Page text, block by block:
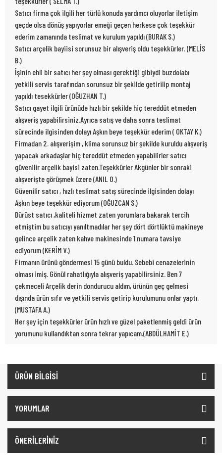
Satıcı firma çok ilgili her türlü konuda yardımcı oluyorlar iletişim
geçde olsa dönüş yapıyorlar emeği geçen herkese çok teşekkür
ederim zamanında teslimat ve kurulum yapıldı (BURAK S.)
Satıcı arçelik bayiisi sorunsuz bir alışveriş oldu teşekkürler. (MELİS
B.)
İşinin ehli bir satıcı her şey olması gerektiği gibiydi buzdolabı
yetkili servis tarafından sorunsuz bir şekilde getirilip montaj
yapıldı tesekkürler (OĞUZHAN T.)
Satıcı gayet ilgili ürünüde hızlı bir şekilde hiç tereddüt etmeden
alışveriş yapabilirsiniz.Ayrıca satış ve daha sonra teslimat
sürecinde ilgisinden dolayı Aşkın beye teşekkür ederim ( OKTAY K.)
Firmadan 2. alışverişim , klima sorunsuz bir şekilde kuruldu alışveriş
yapacak arkadaşlar hiç tereddüt etmeden yapabilirler satıcı
güvenilir arçelik bayisi zaten.Teşekkürler Akgünler bir sonraki
alışverişte görüşmek üzere (ANIL O.)
Güvenilir satıcı , hızlı teslimat satış sürecinde ilgisinden dolayı
Aşkın beye teşekkür ediyorum (OĞUZCAN S.)
Dürüst satıcı ,kaliteli hizmet zaten yorumlara bakarak tercih
etmiştim bu satıcıyı yanıltmadılar her şey dört dörtlüktü makineye
gelince arçelik zaten kahve makinesinde 1 numara tavsiye
ediyorum (KERİM V.)
Firmanın ürünü göndermesi 15 günü buldu. Sebebi cenazelerinin
olması imiş. Gönül rahatlığıyla alışveriş yapabilirsiniz. Ben 7
çekmeceli Arçelik derin dondurucu aldım, ürünün geç gelmesi
dışında ürün sıfır ve yetkili servis getirip kurulumunu onlar yaptı.
(MUSTAFA A.)
Her şey için teşekkürler ürün hızlı ve güzel paketlenmiş geldi ürün
yorumunu kullandıktan sonra tekrar yapıcam.(ABDÜLHAMİT E.)
ÜRÜN BİLGİSİ
YORUMLAR
ÖNERİLERİNİZ